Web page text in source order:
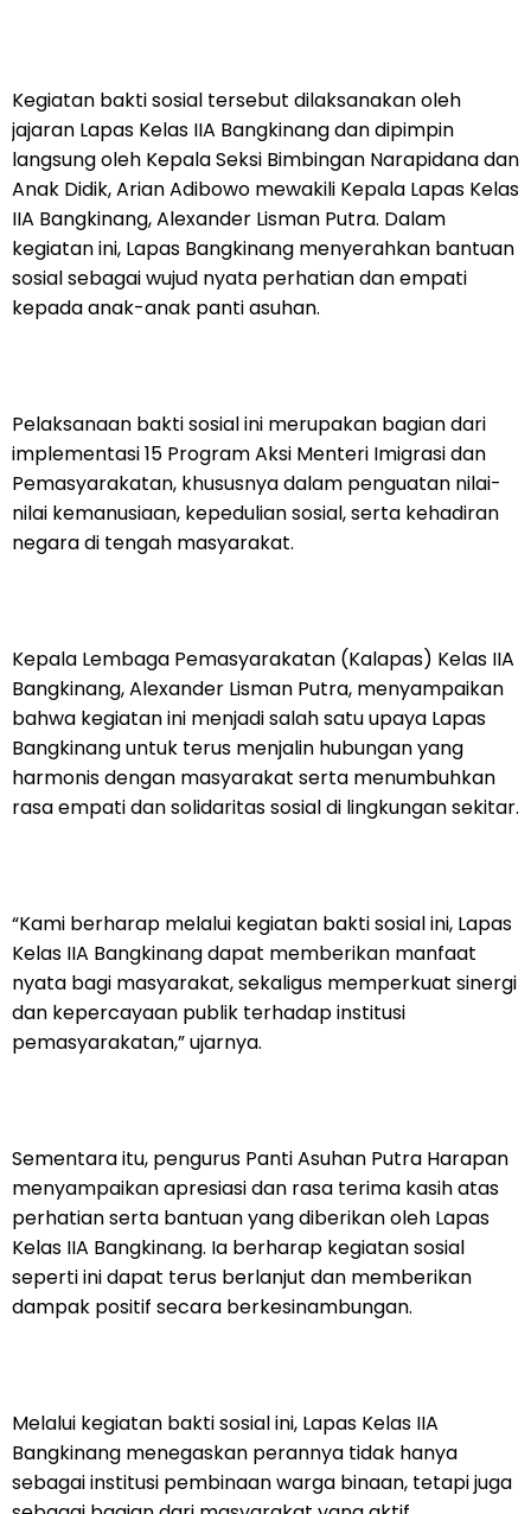
Kegiatan bakti sosial tersebut dilaksanakan oleh
jajaran Lapas Kelas IIA Bangkinang dan dipimpin
langsung oleh Kepala Seksi Bimbingan Narapidana dan
Anak Didik, Arian Adibowo mewakili Kepala Lapas Kelas
IIA Bangkinang, Alexander Lisman Putra. Dalam
kegiatan ini, Lapas Bangkinang menyerahkan bantuan
sosial sebagai wujud nyata perhatian dan empati
kepada anak-anak panti asuhan.
Pelaksanaan bakti sosial ini merupakan bagian dari
implementasi 15 Program Aksi Menteri Imigrasi dan
Pemasyarakatan, khususnya dalam penguatan nilai-
nilai kemanusiaan, kepedulian sosial, serta kehadiran
negara di tengah masyarakat.
Kepala Lembaga Pemasyarakatan (Kalapas) Kelas IIA
Bangkinang, Alexander Lisman Putra, menyampaikan
bahwa kegiatan ini menjadi salah satu upaya Lapas
Bangkinang untuk terus menjalin hubungan yang
harmonis dengan masyarakat serta menumbuhkan
rasa empati dan solidaritas sosial di lingkungan sekitar.
“Kami berharap melalui kegiatan bakti sosial ini, Lapas
Kelas IIA Bangkinang dapat memberikan manfaat
nyata bagi masyarakat, sekaligus memperkuat sinergi
dan kepercayaan publik terhadap institusi
pemasyarakatan,” ujarnya.
Sementara itu, pengurus Panti Asuhan Putra Harapan
menyampaikan apresiasi dan rasa terima kasih atas
perhatian serta bantuan yang diberikan oleh Lapas
Kelas IIA Bangkinang. Ia berharap kegiatan sosial
seperti ini dapat terus berlanjut dan memberikan
dampak positif secara berkesinambungan.
Melalui kegiatan bakti sosial ini, Lapas Kelas IIA
Bangkinang menegaskan perannya tidak hanya
sebagai institusi pembinaan warga binaan, tetapi juga